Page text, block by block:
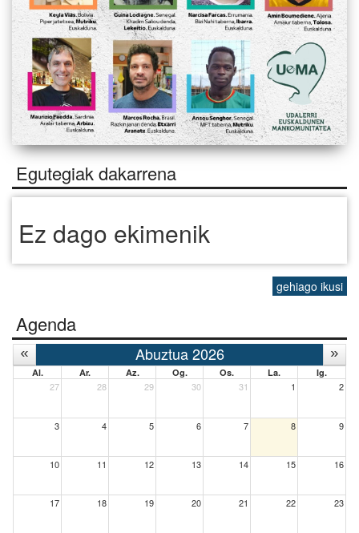
Egutegiak dakarrena
Ez dago ekimenik
gehiago ikusi
Agenda
Abuztua 2026
Al. Ar. Az. Og. Os. La. Ig.
27 28 29 30 31 1 2
3 4 5 6 7 8 9
10 11 12 13 14 15 16
17 18 19 20 21 22 23